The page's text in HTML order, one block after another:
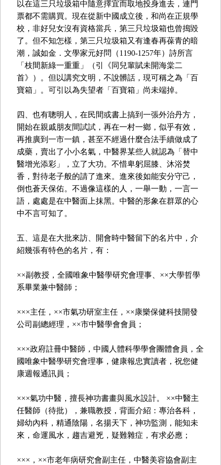
以在這三只垃圾箱中隨意擇宜而取地投身進去，連門
票都不需購買。現在從新中國成立後，和尚在正規學
校，非好兒女沒有資格當兵，第三只垃圾箱也曾搗毀
了。但不知怎樣，第三只垃圾箱又有逢春再葆青的暗
潮，誠如金．文學家元好問（1190-1257年）詩所言
「枝間新綠一重重」（引《同兒輩賦未開海棠二
首》）。但以講究文明，不說髒話，現可稱之為「百
寶箱」。可引以為失望者「百寶箱」尚未端掉。
四、也有聰明人，在民間或書上搞到一張外治丹方，
開始在親戚朋友間試試，再在一村一鄉，似乎有效，
再推廣到一市一鎮，甚至不經過什麼合法手續做成了
成藥，賣出了小小名氣，中醫界某些人就認為「替中
醫增光添彩」，立了大功。不惜卑躬屈膝、沐浴焚
香，對待老子般的請了進來。進來後如能安分守己，
倒也蒼天保佑。不過像這樣的人，一舉一動，一言一
語，處處是在中醫面上抹黑。中醫的形象在群眾的心
中不言可知了。
五、這是在大批來訪、開會時中醫留下的名片中，介
紹幾張有特色的名片，有：
××副教授，全國唯象中醫學研究會理事、××大學哲學
系畢業兼中醫師；
×××主任，××市氣功研室主任，××康樂保健科技開發
公司副總經理，××市中醫學會會員；
×××政府註冊中醫師，中國人體科學學會團體會員，全
國唯象中醫學研究會理事，健康報忠實讀者，祝您健
康週報通訊員；
×××氣功中醫，擅長神功書畫與風水設計。 ××中醫主
任醫師（待批），兼職教授，背面介紹：專治各科，
婦幼內科，精通陰陽，名揚天下，神功監測，能知未
來，命運風水，趨吉避兇，疑難雜症，有求必應；
×××，××市老年病研究會副主任，中醫美容協會副主